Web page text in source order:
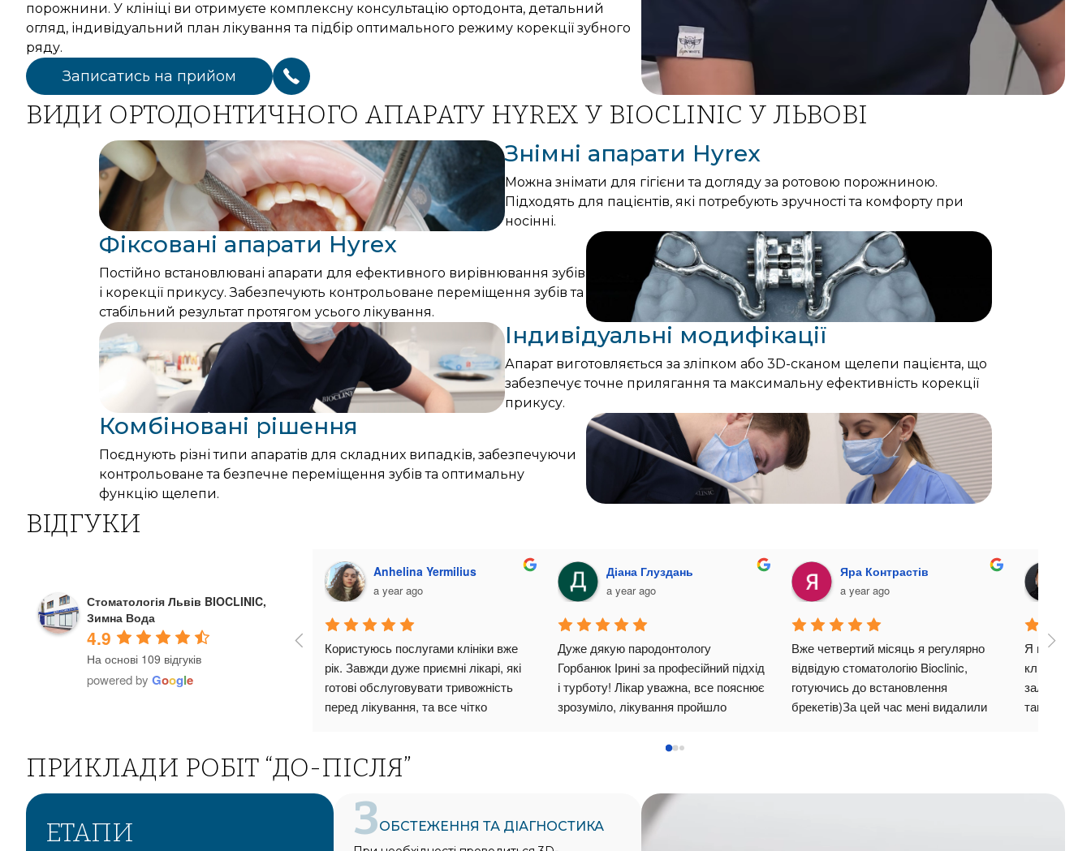
порожнини. У клініці ви отримуєте комплексну консультацію ортодонта, детальний
огляд, індивідуальний план лікування та підбір оптимального режиму корекції зубного
ряду.
Записатись на прийом
ВИДИ ОРТОДОНТИЧНОГО АПАРАТУ HYREX У BIOCLINIC У ЛЬВОВІ
Знімні апарати Hyrex
Можна знімати для гігієни та догляду за ротовою порожниною.
Підходять для пацієнтів, які потребують зручності та комфорту при
носінні.
Фіксовані апарати Hyrex
Постійно встановлювані апарати для ефективного вирівнювання зубів
і корекції прикусу. Забезпечують контрольоване переміщення зубів та
стабільний результат протягом усього лікування.
Індивідуальні модифікації
Апарат виготовляється за зліпком або 3D-сканом щелепи пацієнта, що
забезпечує точне прилягання та максимальну ефективність корекції
прикусу.
Комбіновані рішення
Поєднують різні типи апаратів для складних випадків, забезпечуючи
контрольоване та безпечне переміщення зубів та оптимальну
функцію щелепи.
ВІДГУКИ
Стоматологія Львів BIOCLINIC,
Зимна Вода
4.9
На основі 109 відгуків
powered by Google
Anhelina Yermilius
a year ago
Користуюсь послугами клініки вже
рік. Завжди дуже приємні лікарі, які
готові обслуговувати тривожність
перед лікування, та все чітко
багатьох препаратів та купу
завжди проходило максимально
уважно та дбайливо. Лікарка
Горбанюк Ірина прибрала чутливість
Діана Глуздань
a year ago
Дуже дякую пародонтологу
Горбанюк Ірині за професійний підхід
і турботу! Лікар уважна, все пояснює
зрозуміло, лікування пройшло
хорошому стані, немає
Яра Контрастів
a year ago
Вже четвертий місяць я регулярно
відвідую стоматологію Bioclinic,
готуючись до встановлення
брекетів)За цей час мені видалили
Я видаляла
клініці, по
так
своїх
ПРИКЛАДИ РОБІТ “ДО-ПІСЛЯ”
ЕТАПИ
3ОБСТЕЖЕННЯ ТА ДІАГНОСТИКА